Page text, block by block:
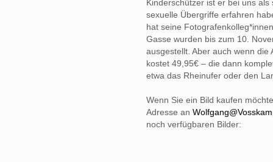
Kinderschützer ist er bei uns
sexuelle Übergriffe erfahren
hat seine
Gasse wurden bis zum 10.
ausgestellt. Aber auch wenn
kostet 49,95€ – die dann
etwa das Rheinufer oder den
Wenn Sie ein Bild kaufen
Adresse an
noch verfügbaren Bilder: